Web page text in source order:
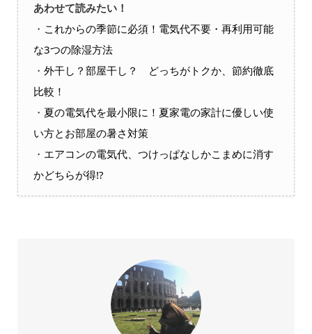
あわせて読みたい！
・ これからの季節に必須！電気代不要・再利用可能
な3つの除湿方法
・外干し？部屋干し？ どっちがトクか、節約徹底
比較！
・ 夏の電気代を最小限に！夏家電の家計に優しい使
い方とお部屋の暑さ対策
・ エアコンの電気代、つけっぱなしかこまめに消す
かどちらが得!?